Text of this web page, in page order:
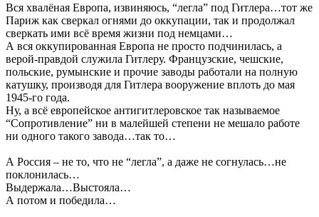
Вся хвалёная Европа, извиняюсь, “легла” под Гитлера…тот же
Париж как сверкал огнями до оккупации, так и продолжал
сверкать ими всё время жизни под немцами…
А вся оккупированная Европа не просто подчинилась, а
верой-правдой служила Гитлеру. Французские, чешские,
польские, румынские и прочие заводы работали на полную
катушку, производя для Гитлера вооружение вплоть до мая
1945-го года.
Ну, а всё европейское антигитлеровское так называемое
“Сопротивление” ни в малейшей степени не мешало работе
ни одного такого завода…так то…
А Россия – не то, что не “легла”, а даже не согнулась…не
поклонилась…
Выдержала…Выстояла…
А потом и победила…